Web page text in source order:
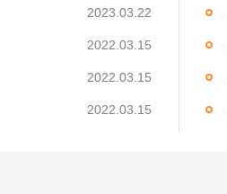
2023.03.22
2022.03.15
2022.03.15
2022.03.15